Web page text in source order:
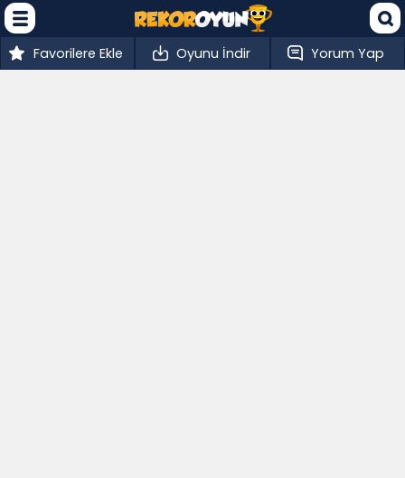
Favorilere Ekle Oyunu İndir Yorum Yap